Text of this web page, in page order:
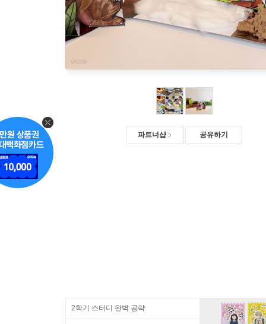
파트너샵 공유하기
2학기 스터디 완벽 공략